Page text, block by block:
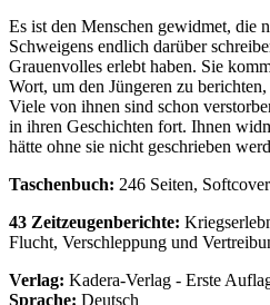
Es ist den Menschen gewidmet, die
Schweigens endlich darüber
Grauenvolles erlebt haben. Sie
Wort, um den Jüngeren zu
Viele von ihnen sind schon
in ihren Geschichten fort. Ihnen
hätte ohne sie nicht geschrieben
Taschenbuch: 246 Seiten,
43 Zeitzeugenberichte:
Flucht, Verschleppung und
Verlag: Kadera-Verlag - Erste
Sprache: Deutsch